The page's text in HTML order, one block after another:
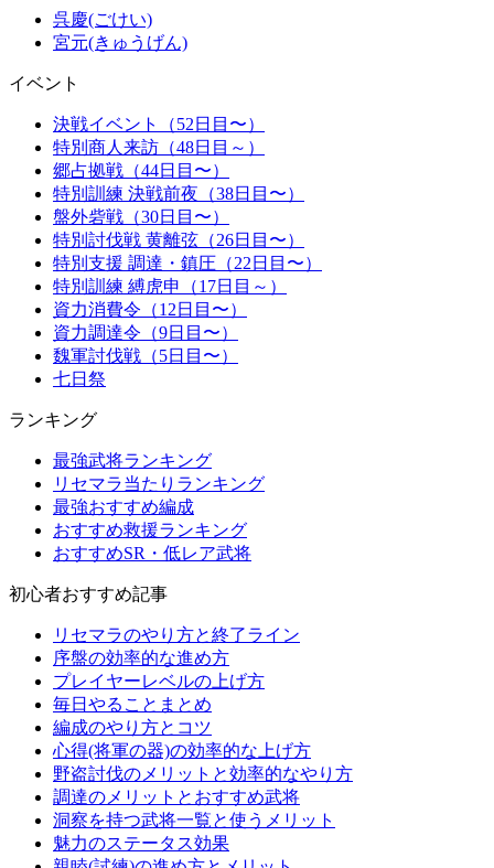
呉慶(ごけい)
宮元(きゅうげん)
イベント
決戦イベント（52日目〜）
特別商人来訪（48日目～）
郷占拠戦（44日目〜）
特別訓練 決戦前夜（38日目〜）
盤外砦戦（30日目〜）
特別討伐戦 黄離弦（26日目〜）
特別支援 調達・鎮圧（22日目〜）
特別訓練 縛虎申（17日目～）
資力消費令（12日目〜）
資力調達令（9日目〜）
魏軍討伐戦（5日目〜）
七日祭
ランキング
最強武将ランキング
リセマラ当たりランキング
最強おすすめ編成
おすすめ救援ランキング
おすすめSR・低レア武将
初心者おすすめ記事
リセマラのやり方と終了ライン
序盤の効率的な進め方
プレイヤーレベルの上げ方
毎日やることまとめ
編成のやり方とコツ
心得(将軍の器)の効率的な上げ方
野盗討伐のメリットと効率的なやり方
調達のメリットとおすすめ武将
洞察を持つ武将一覧と使うメリット
魅力のステータス効果